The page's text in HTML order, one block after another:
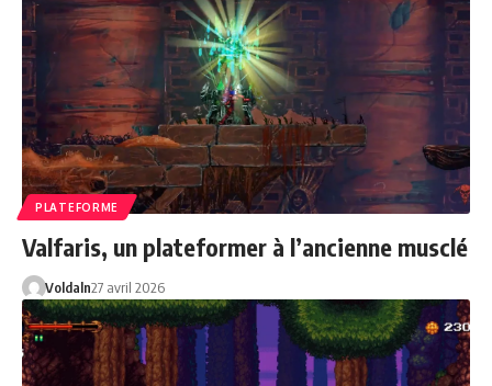
PLATEFORME
Valfaris, un plateformer à l’ancienne musclé
Voldaln27 avril 2026